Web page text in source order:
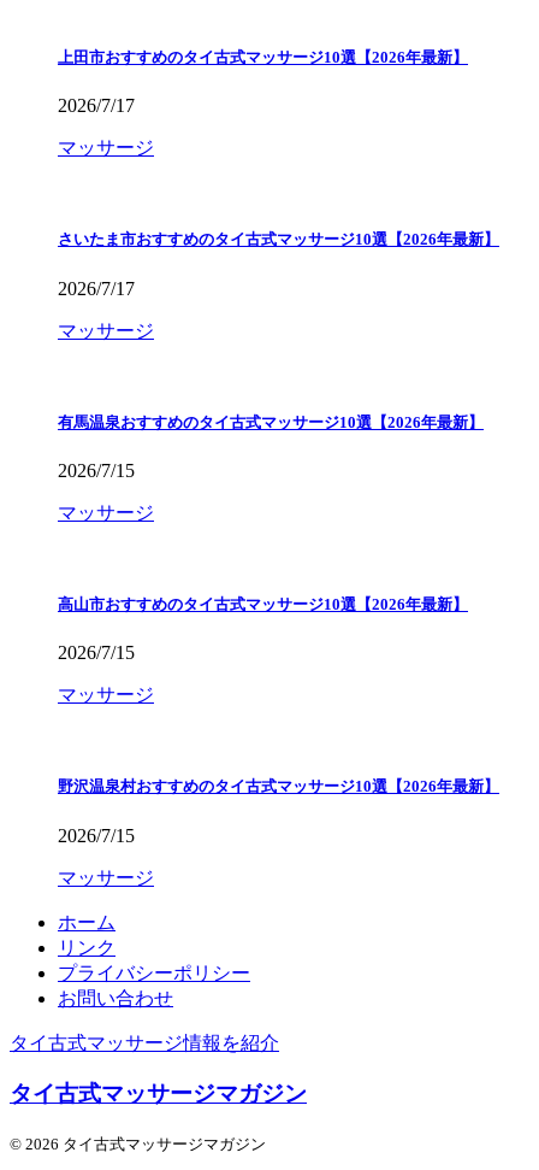
上田市おすすめのタイ古式マッサージ10選【2026年最新】
2026/7/17
マッサージ
さいたま市おすすめのタイ古式マッサージ10選【2026年最新】
2026/7/17
マッサージ
有馬温泉おすすめのタイ古式マッサージ10選【2026年最新】
2026/7/15
マッサージ
高山市おすすめのタイ古式マッサージ10選【2026年最新】
2026/7/15
マッサージ
野沢温泉村おすすめのタイ古式マッサージ10選【2026年最新】
2026/7/15
マッサージ
ホーム
リンク
プライバシーポリシー
お問い合わせ
タイ古式マッサージ情報を紹介
タイ古式マッサージマガジン
© 2026 タイ古式マッサージマガジン